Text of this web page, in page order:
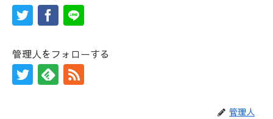
管理人をフォローする
管理人